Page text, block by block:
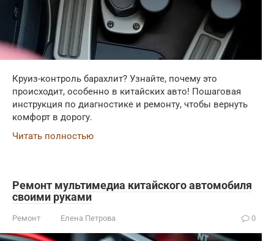
Круиз-контроль барахлит? Узнайте, почему это
происходит, особенно в китайских авто! Пошаговая
инструкция по диагностике и ремонту, чтобы вернуть
комфорт в дорогу.
Читать полностью
Ремонт мультимедиа китайского автомобиля
своими руками
Ремонт Елена Петрова 0